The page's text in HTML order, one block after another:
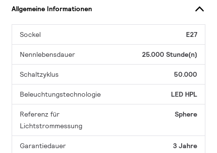
Allgemeine Informationen
Sockel E27
Nennlebensdauer 25.000 Stunde(n)
Schaltzyklus 50.000
Beleuchtungstechnologie LED HPL
Referenz für
Lichtstrommessung
Sphere
Garantiedauer 3 Jahre